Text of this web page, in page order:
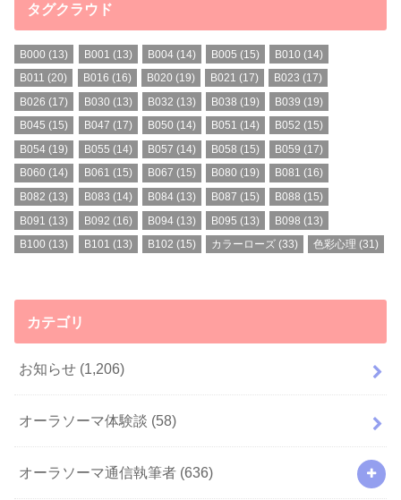
タグクラウド
B000 (13) B001 (13) B004(14) B005 (15) B010 (14)
B011 (20) B016 (16) B020 (19) B021 (17) B023 (17)
B026 (17) B030 (13) B032 (13) B038 (19) B039 (19)
B045 (15) B047 (17) B050 (14) B051 (14) B052 (15)
B054 (19) B055 (14) B057 (14) B058 (15) B059 (17)
B060 (14) B061 (15) B067 (15) B080 (19) B081 (16)
B082 (13) B083 (14) B084(13) B087 (15) B088 (15)
B091 (13) B092 (16) B094(13) B095 (13) B098 (13)
B100 (13) B101 (13) B102 (15) カラーローズ (33) 色彩心理 (31)
カテゴリ
お知らせ (1,206)
オーラソーマ体験談 (58)
オーラソーマ通信執筆者 (636)